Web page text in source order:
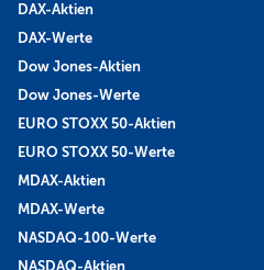
DAX-Aktien
DAX-Werte
Dow Jones-Aktien
Dow Jones-Werte
EURO STOXX 50-Aktien
EURO STOXX 50-Werte
MDAX-Aktien
MDAX-Werte
NASDAQ-100-Werte
NASDAQ-Aktien